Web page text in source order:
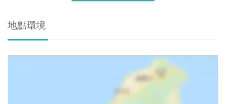
地點環境